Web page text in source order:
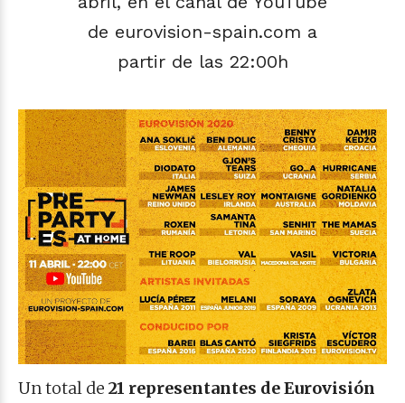
de eurovision-spain.com a
partir de las 22:00h
Un total de 21 representantes de Eurovisión